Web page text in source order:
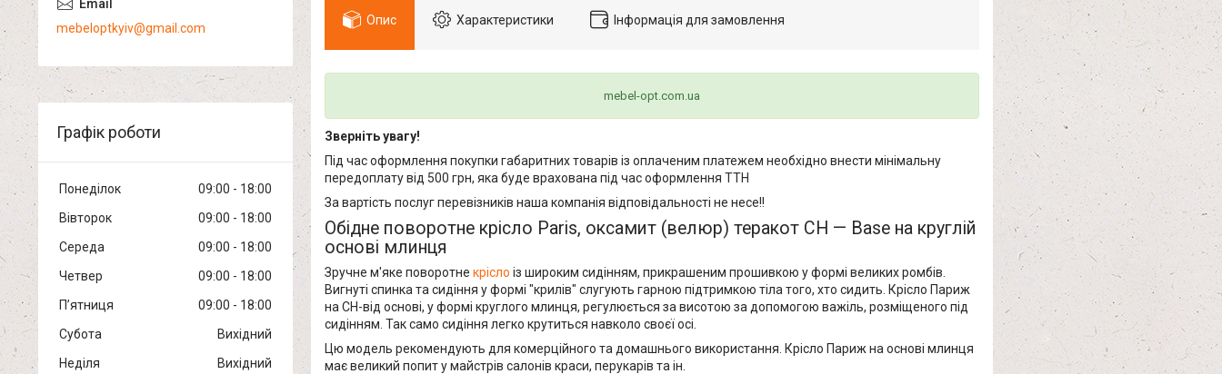
Опис Характеристики Інформація для замовлення
mebel-opt.com.ua
Зверніть увагу!
Під час оформлення покупки габаритних товарів із оплаченим платежем необхідно внести мінімальну
передоплату від 500 грн, яка буде врахована під час оформлення ТТН
За вартість послуг перевізників наша компанія відповідальності не несе!!
Обідне поворотне крісло Paris, оксамит (велюр) теракот CH — Base на круглій
основі млинця
Зручне м'яке поворотне крісло із широким сидінням, прикрашеним прошивкою у формі великих ромбів.
Вигнуті спинка та сидіння у формі "крилів" слугують гарною підтримкою тіла того, хто сидить. Крісло Париж
на СН-від основі, у формі круглого млинця, регулюється за висотою за допомогою важіль, розміщеного під
сидінням. Так само сидіння легко крутиться навколо своєї осі.
Цю модель рекомендують для комерційного та домашнього використання. Крісло Париж на основі млинця
має великий попит у майстрів салонів краси, перукарів та ін.
mebeloptkyiv@gmail.com
Графік роботи
Понеділок 09:00
18:00
Вівторок
09:00
18:00
Середа
09:00
18:00
Четвер
09:00
18:00
Пʼятниця
09:00
18:00
Субота
Вихідний
Неділя
Вихідний